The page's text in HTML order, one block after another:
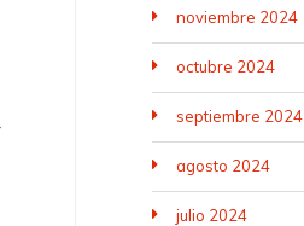
noviembre 2024
octubre 2024
septiembre 2024
agosto 2024
julio 2024